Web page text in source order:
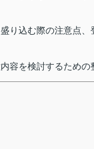
り込む際の注意点、
容を検討するための